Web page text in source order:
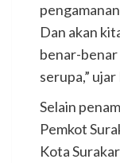
Dan akan
benar-benar
serupa,”
Selain
Pemkot
Kota